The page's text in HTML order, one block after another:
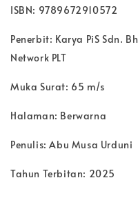
ISBN: 9789672910572
Penerbit: Karya PiS Sdn.
Network PLT
Muka Surat: 65 m/s
Halaman: Berwarna
Penulis: Abu Musa Urduni
Tahun Terbitan: 2025